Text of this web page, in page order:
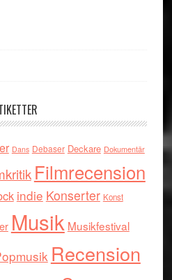
Dans Debaser Deckare Dokumentär
Filmrecension
indie Konserter Konst
Musik Musikfestival
Recension